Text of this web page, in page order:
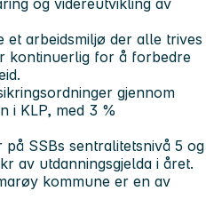
og videreutvikling av
et arbeidsmiljø der alle trives
kontinuerlig for å forbedre
gjennom
i KLP, med 3 %
SSBs sentralitetsnivå 5 og
av utdanningsgjelda i året.
kommune er en av